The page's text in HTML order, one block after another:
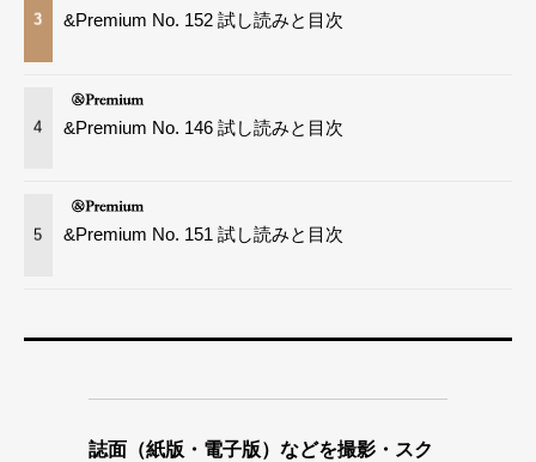
3 &Premium No. 152 試し読みと目次
4 &Premium No. 146 試し読みと目次
5 &Premium No. 151 試し読みと目次
誌面（紙版・電子版）などを撮影・スク